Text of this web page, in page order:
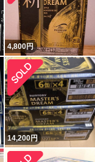
4,800円
14,200円